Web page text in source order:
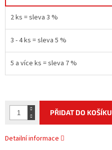
2 ks = sleva 3 %
3 - 4 ks = sleva 5 %
5 a více ks = sleva 7 %
PŘIDAT DO KOŠÍKU
Detailní informace